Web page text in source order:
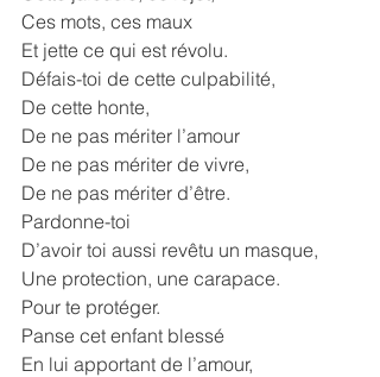
Ces mots, ces maux
Et jette ce qui est révolu.
Défais-toi de cette culpabilité,
De cette honte,
De ne pas mériter l’amour
De ne pas mériter de vivre,
De ne pas mériter d’être.
Pardonne-toi
D’avoir toi aussi revêtu un masque,
Une protection, une carapace.
Pour te protéger.
Panse cet enfant blessé
En lui apportant de l’amour,